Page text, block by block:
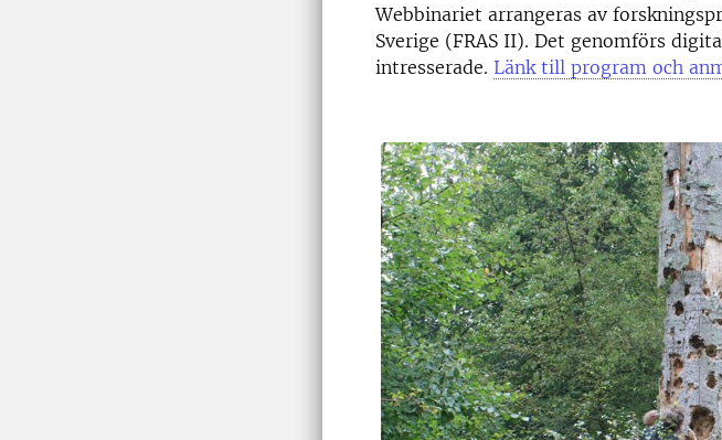
Webbinariet arrangeras av
Sverige (FRAS II). Det genomförs
intresserade. Länk till program och